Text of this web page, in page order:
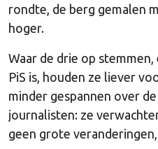
rondte, de berg gemalen
hoger.
Waar de drie op
PiS is, houden ze liever
minder gespannen over
journalisten: ze
geen grote